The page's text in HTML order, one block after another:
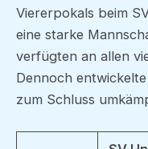
Viererpokals beim
eine starke
verfügten an allen
Dennoch
zum Schluss